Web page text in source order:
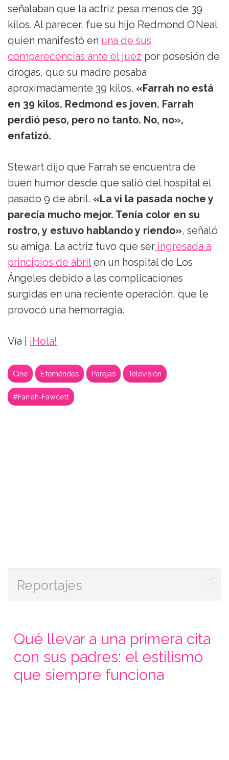
señalaban que la actriz pesa menos de 39
kilos. Al parecer, fue su hijo Redmond O’Neal
quien manifestó en una de sus
comparecencias ante el juez por posesión de
drogas, que su madre pesaba
aproximadamente 39 kilos. «Farrah no está
en 39 kilos. Redmond es joven. Farrah
perdió peso, pero no tanto. No, no»,
enfatizó.
Stewart dijo que Farrah se encuentra de
buen humor desde que salió del hospital el
pasado 9 de abril. «La vi la pasada noche y
parecía mucho mejor. Tenía color en su
rostro, y estuvo hablando y riendo», señaló
su amiga. La actriz tuvo que ser ingresada a
principios de abrilen un hospital de Los
Ángeles debido a las complicaciones
surgidas en una reciente operación, que le
provocó una hemorragia.
Vía | ¡Hola!
Cine Efemérides Parejas Televisión
#Farrah-Fawcett
Reportajes
Qué llevar a una primera cita
con sus padres: el estilismo
que siempre funciona